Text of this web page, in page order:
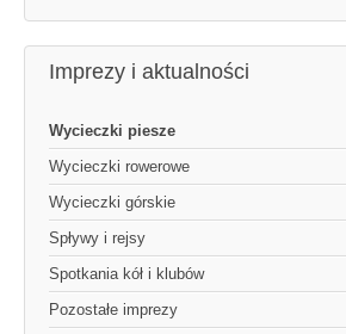
Imprezy i aktualności
Wycieczki piesze
Wycieczki rowerowe
Wycieczki górskie
Spływy i rejsy
Spotkania kół i klubów
Pozostałe imprezy